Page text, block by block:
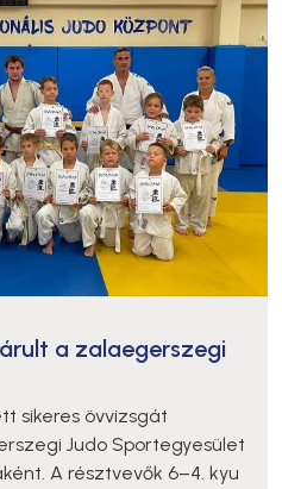
a zalaegerszegi
sikeres övvizsgát
Judo Sportegyesület
A résztvevők 6–4. kyu